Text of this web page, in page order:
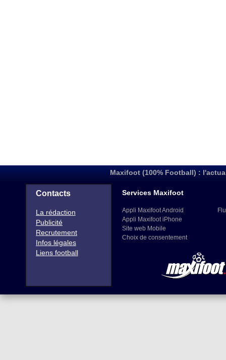
Maxifoot (100% Football) :
Contacts
La rédaction
Publicité
Recrutement
Infos légales
Liens football
Services Maxifoot
Appli Maxifoot Android
Appli Maxifoot iPhone
Site web Mobile
Choix de consentement